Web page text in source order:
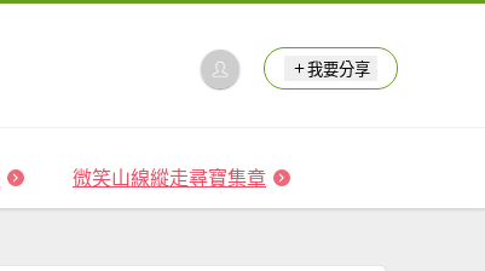
我要分享
微笑山線縱走尋寶集章